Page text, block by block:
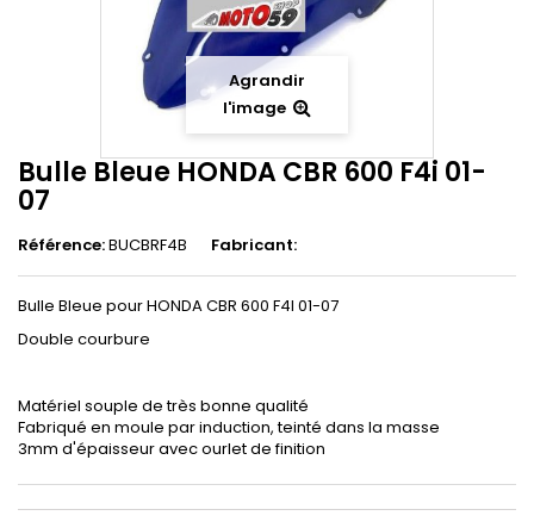
Agrandir
l'image
Bulle Bleue HONDA CBR 600 F4i 01-
07
Référence:BUCBRF4B Fabricant:
Bulle Bleue pour HONDA CBR 600 F4I 01-07
Double courbure
Matériel souple de très bonne qualité
Fabriqué en moule par induction, teinté dans la masse
3mm d'épaisseur avec ourlet de finition